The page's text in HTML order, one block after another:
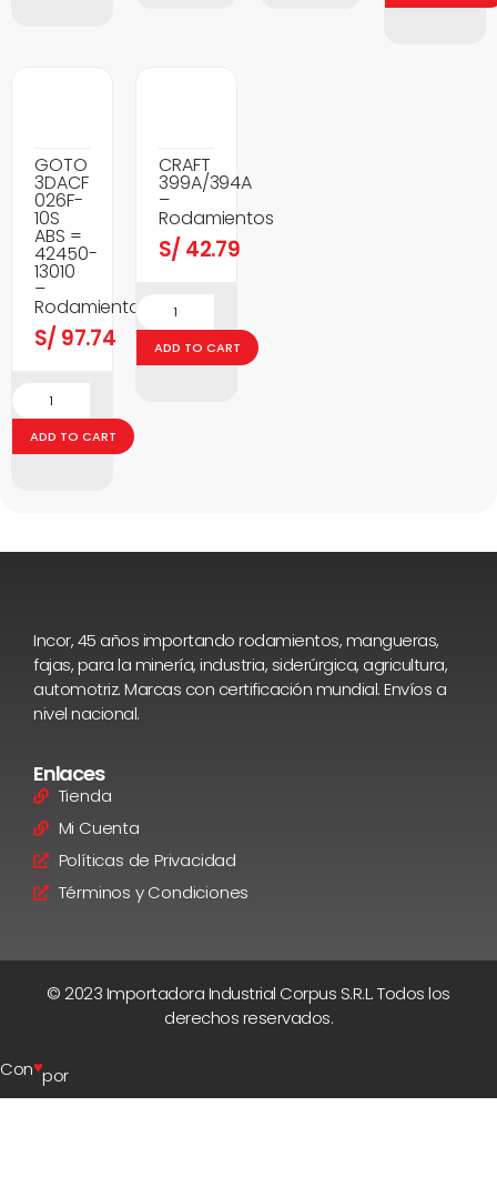
GOTO
3DACF
026F-
10S
ABS =
42450-
13010
–
Rodamientos
S/ 97.74
ADD TO CART
CRAFT
399A/394A
–
Rodamientos
S/ 42.79
ADD TO CART
Incor, 45 años importando rodamientos, mangueras,
fajas, para la minería, industria, siderúrgica, agricultura,
automotriz. Marcas con certificación mundial. Envíos a
nivel nacional.
Enlaces
Tienda
Mi Cuenta
Políticas de Privacidad
Términos y Condiciones
© 2023 Importadora Industrial Corpus S.R.L. Todos los
derechos reservados.
Con♥por